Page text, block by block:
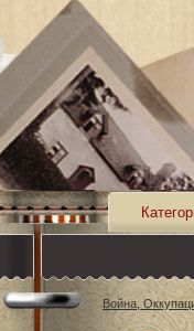
Война,